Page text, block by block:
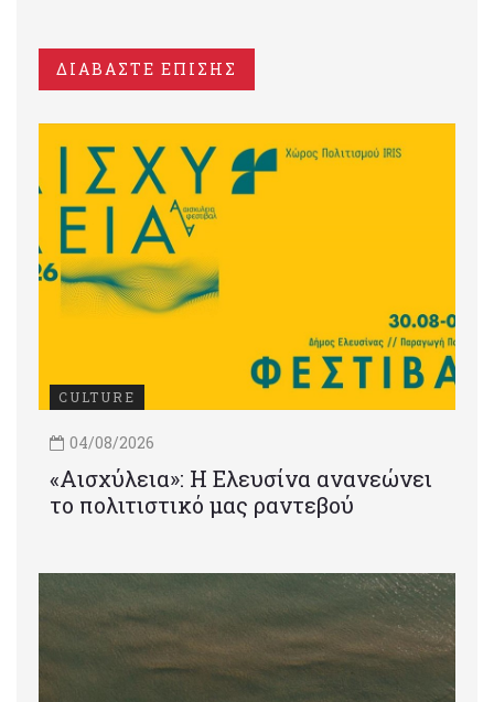
ΔΙΑΒΑΣΤΕ ΕΠΙΣΗΣ
CULTURE
04/08/2026
«Αισχύλεια»: Η Ελευσίνα ανανεώνει
το πολιτιστικό μας ραντεβού